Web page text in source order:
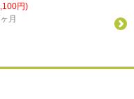
円)
月